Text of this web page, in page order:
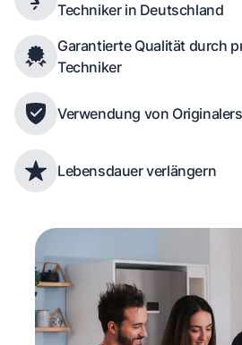
Techniker in Deutschland
Garantierte Qualität durch
Techniker
Verwendung von
Lebensdauer verlängern